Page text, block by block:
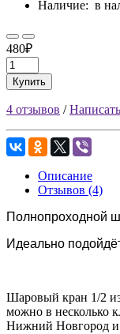
Наличие: в
480₽
Купить
4 отзывов /
Описание
Отзывов (4)
Полнопроходной
Идеально
Шаровый кран 1/2
можно в несколько
Нижний Новгород и